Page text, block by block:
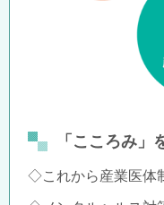
「こころみ」
◇これから産業医体